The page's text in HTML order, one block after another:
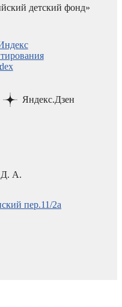
детский фонд»
Яндекс.Дзен
Д. А.
пер.11/2а